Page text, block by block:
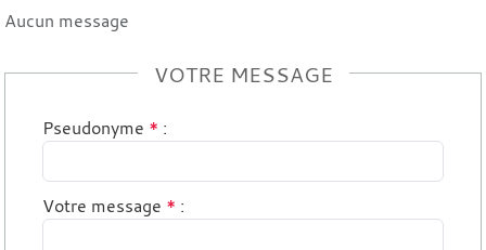
Aucun message
VOTRE MESSAGE
Pseudonyme * :
Votre message * :